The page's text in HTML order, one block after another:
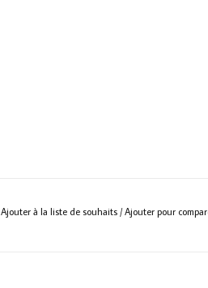
Ajouter à la liste de souhaits /Ajouter pour